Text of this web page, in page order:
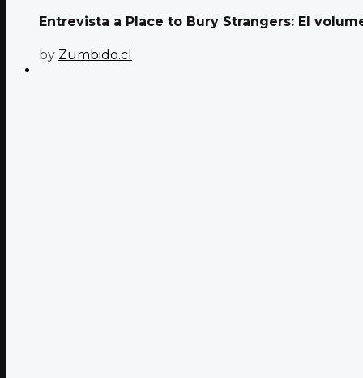
Entrevista a Place to Bury Strangers: El
by Zumbido.cl